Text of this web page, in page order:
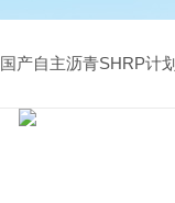
国产自主沥青SHRP计